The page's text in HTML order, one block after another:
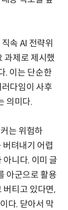
속 AI 전략위
과제로 제시했
. 이는 단순한
다임이 사후
의미다.
는 위험하
버텨내기 어렵
아니다. 이미 글
아군으로 활용
버티고 있다면,
다. 닫아서 막